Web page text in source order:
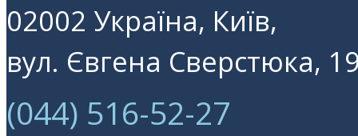
02002 Україна, Київ,
вул. Євгена Сверстюка,
(044) 516-52-27